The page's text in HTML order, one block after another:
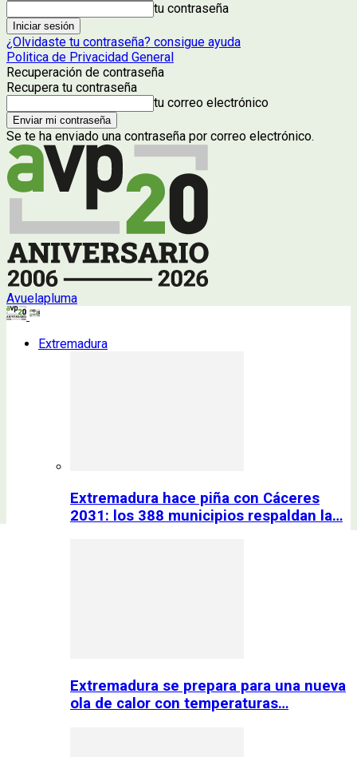
tu contraseña
¿Olvidaste tu contraseña? consigue ayuda
Politica de Privacidad General
Recuperación de contraseña
Recupera tu contraseña
tu correo electrónico
Se te ha enviado una contraseña por correo electrónico.
Avuelapluma
Extremadura
Extremadura hace piña con Cáceres
2031: los 388 municipios respaldan la…
Extremadura se prepara para una nueva
ola de calor con temperaturas…